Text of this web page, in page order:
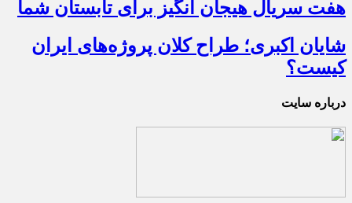
هفت سریال هیجان انگیز برای تابستان شما
شایان اکبری؛ طراح کلان پروژه‌های ایران
کیست؟
درباره سایت